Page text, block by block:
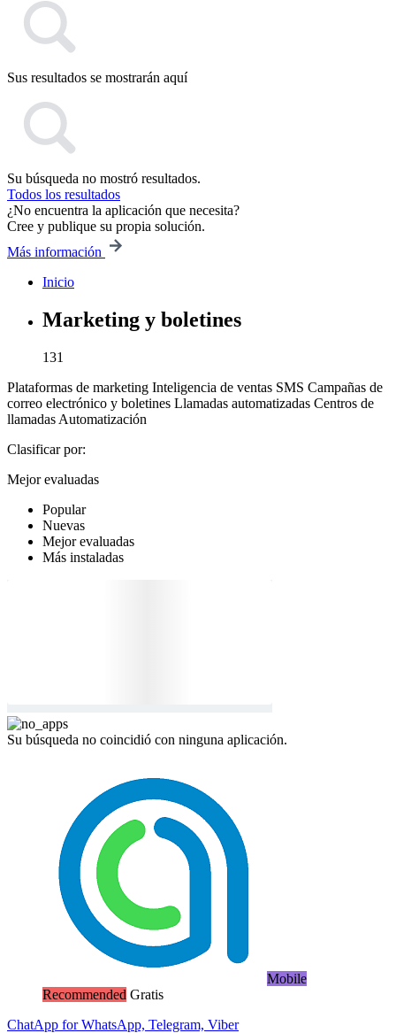
Sus resultados se mostrarán aquí
Su búsqueda no mostró resultados.
Todos los resultados
¿No encuentra la aplicación que necesita?
Cree y publique su propia solución.
Más información
Inicio
Marketing y boletines
131
Plataformas de marketing Inteligencia de ventas SMS Campañas de
correo electrónico y boletines Llamadas automatizadas Centros de
llamadas Automatización
Clasificar por:
Mejor evaluadas
Popular
Nuevas
Mejor evaluadas
Más instaladas
Su búsqueda no coincidió con ninguna aplicación.
Mobile
Recommended Gratis
ChatApp for WhatsApp, Telegram, Viber